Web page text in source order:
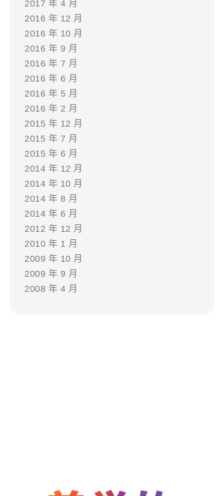
2017 年 4 月
2016 年 12 月
2016 年 10 月
2016 年 9 月
2016 年 7 月
2016 年 6 月
2016 年 5 月
2016 年 2 月
2015 年 12 月
2015 年 7 月
2015 年 6 月
2014 年 12 月
2014 年 10 月
2014 年 8 月
2014 年 6 月
2012 年 12 月
2010 年 1 月
2009 年 10 月
2009 年 9 月
2008 年 4 月